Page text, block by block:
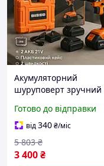
Акумуляторний
шуруповерт зручний
шуруповерт з набором
біт в кейсі UQ-16
Готово до відправки
від340₴/міс
3 400₴
5 803 ₴